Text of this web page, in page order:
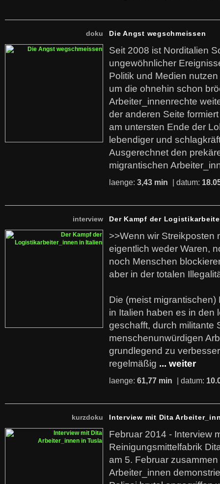
doku Die Angst wegschmeissen
Seit 2008 ist Norditalien
ungewöhnlicher
Politik und Medien
um die ohnehin schon
Arbeiter_innenrechte
der anderen Seite
am untersten Ende der
lebendiger und
Ausgerechnet den
migrantischen
laenge: 3,43 min | datum:
interview Der Kampf der
>>Wenn wir Streikposten
eigentlich weder Waren,
noch Menschen
aber in der totalen
Die (meist
in Italien haben es in den
geschafft, durch militante
menschenunwürdigen
grundlegend zu
regelmäßig ... weiter
laenge: 61,77 min | datum:
kurzdoku Interview mit Dita
Februar 2014 - Interview
Reinigungsmittelfabrik
am 5. Februar
Arbeiter_innen